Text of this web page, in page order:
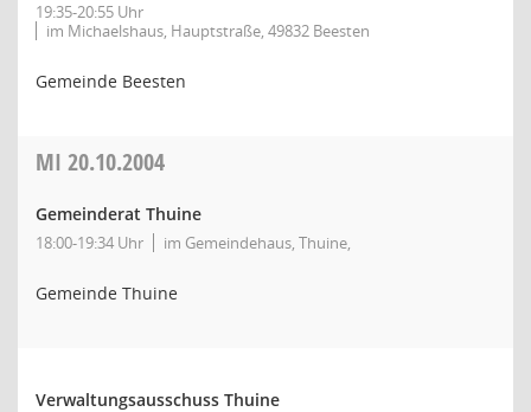
19:35-20:55 Uhr
im Michaelshaus, Hauptstraße, 49832 Beesten
Gemeinde Beesten
MI 20.10.2004
Gemeinderat Thuine
18:00-19:34 Uhr im Gemeindehaus, Thuine,
Gemeinde Thuine
Verwaltungsausschuss Thuine